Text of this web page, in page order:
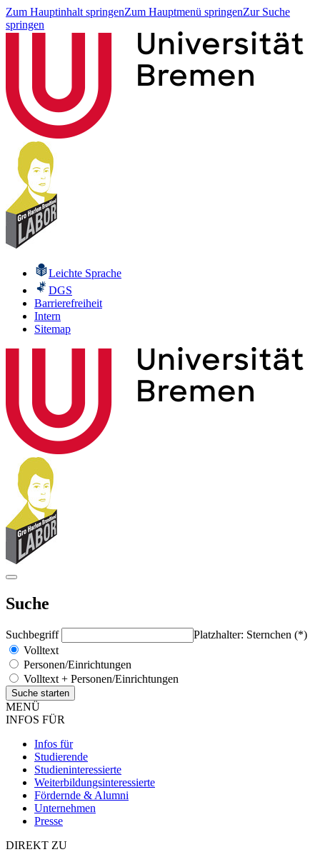
Zum Hauptinhalt springenZum Hauptmenü springenZur Suche
springen
Leichte Sprache
DGS
Barrierefreiheit
Intern
Sitemap
Suche
Suchbegriff
Platzhalter: Sternchen (*)
Volltext
Personen/Einrichtungen
Volltext + Personen/Einrichtungen
MENÜ
INFOS FÜR
Infos für
Studierende
Studieninteressierte
Weiterbildungsinteressierte
Fördernde & Alumni
Unternehmen
Presse
DIREKT ZU